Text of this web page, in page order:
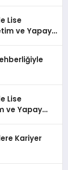
Lise
ve Yapay
Lise
ve Yapay
Kariyer